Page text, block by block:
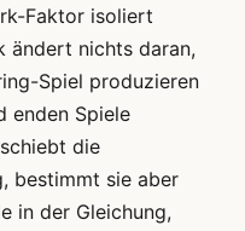
Faktor isoliert
ändert nichts daran,
Spiel produzieren
enden Spiele
die
bestimmt sie aber
in der Gleichung,